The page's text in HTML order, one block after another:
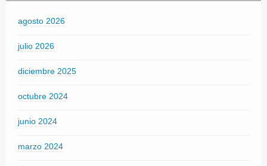
agosto 2026
julio 2026
diciembre 2025
octubre 2024
junio 2024
marzo 2024